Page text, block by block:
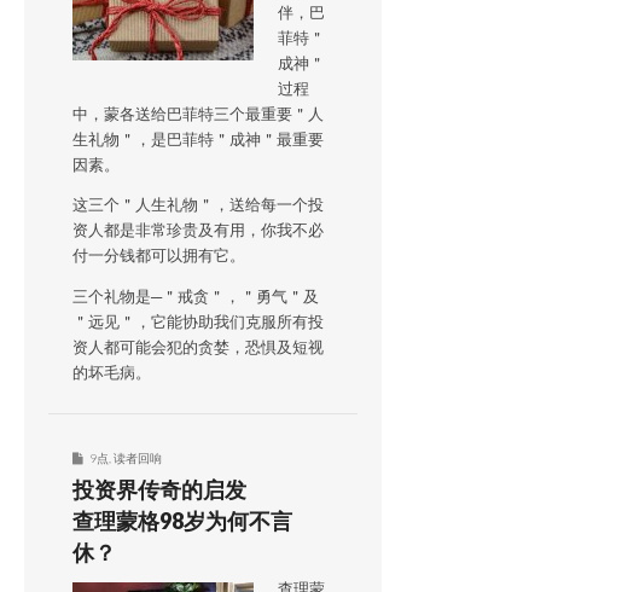
伴，巴
菲特＂
成神＂
过程
中，蒙各送给巴菲特三个最重要＂人
生礼物＂，是巴菲特＂成神＂最重要
因素。
这三个＂人生礼物＂，送给每一个投
资人都是非常珍贵及有用，你我不必
付一分钱都可以拥有它。
三个礼物是─＂戒贪＂，＂勇气＂及
＂远见＂，它能协助我们克服所有投
资人都可能会犯的贪婪，恐惧及短视
的坏毛病。
9点 读者回响
投资界传奇的启发
查理蒙格98岁为何不言
休？